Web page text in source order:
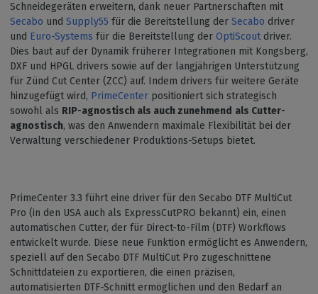
Schneidegeräten erweitern, dank neuer Partnerschaften mit
Secabo und Supply55 für die Bereitstellung der Secabo driver
und Euro-Systems für die Bereitstellung der OptiScout driver.
Dies baut auf der Dynamik früherer Integrationen mit Kongsberg,
DXF und HPGL drivers sowie auf der langjährigen Unterstützung
für Zünd Cut Center (ZCC) auf. Indem drivers für weitere Geräte
hinzugefügt wird, PrimeCenter positioniert sich strategisch
sowohl als RIP-agnostisch als auch zunehmend als Cutter-
agnostisch, was den Anwendern maximale Flexibilität bei der
Verwaltung verschiedener Produktions-Setups bietet.
PrimeCenter 3.3 führt eine driver für den Secabo DTF MultiCut
Pro (in den USA auch als ExpressCutPRO bekannt) ein, einen
automatischen Cutter, der für Direct-to-Film (DTF) Workflows
entwickelt wurde. Diese neue Funktion ermöglicht es Anwendern,
speziell auf den Secabo DTF MultiCut Pro zugeschnittene
Schnittdateien zu exportieren, die einen präzisen,
automatisierten DTF-Schnitt ermöglichen und den Bedarf an